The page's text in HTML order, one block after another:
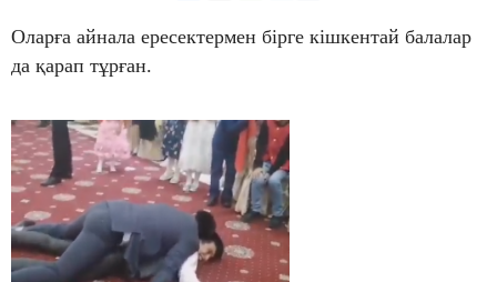
Оларға айнала ересектермен бірге кішкентай балалар
да қарап тұрған.